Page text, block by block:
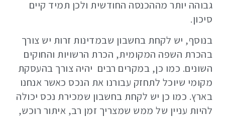
גבוהה יותר מההכנסה החודשית ולכן תמיד קיים
סיכון.
בנוסף, יש לקחת בחשבון שבמדינות זרות יש צורך
בהכרת השפה המקומית, הכרת הרשויות והחוקים
השונים. כמו כן, במקרים רבים יהיה צורך בהעסקת
מקומי שיוכל לתחזק עבורנו את הנכס כאשר אנחנו
בארץ. כמו כן יש לקחת בחשבון שמכירת נכס יכולה
להיות עניין של ממש שמצריך זמן רב, איתור רוכש,